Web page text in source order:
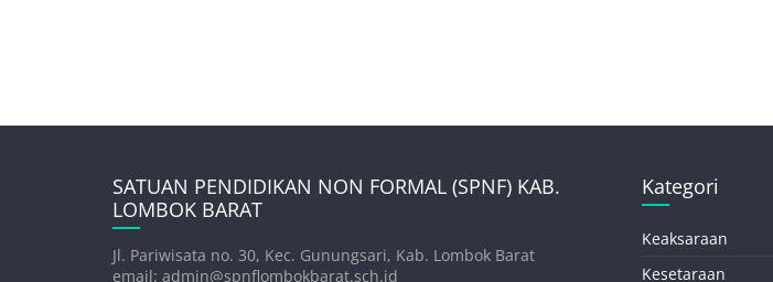
SATUAN PENDIDIKAN NON FORMAL (SPNF) KAB.
LOMBOK BARAT
Jl. Pariwisata no. 30, Kec. Gunungsari, Kab. Lombok Barat
email: admin@spnflombokbarat.sch.id
Kategori
Keaksaraan
Kesetaraan